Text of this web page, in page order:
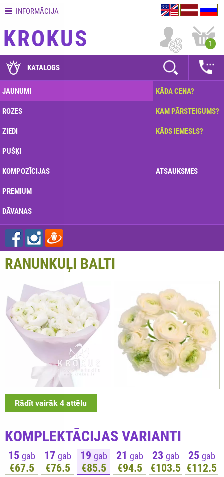
Kontakti
Piegādes
GARANTIJAS
Kā
apmaksāt?
Kā
pasūtījumu?
INFORMĀCIJA
KROKUS 1
KATALOGS
JAUNUMI
ROZES
ZIEDI
PUŠĶI
KOMPOZĪCIJAS
PREMIUM
DĀVANAS
KĀDA CENA?
KAM PĀRSTEIGUMS?
KĀDS IEMESLS?
ATSAUKSMES
RANUNKUĻI BALTI
Rādīt vairāk 4 attēlu
KOMPLEKTĀCIJAS VARIANTI
15 gab
€67.5
17 gab
€76.5
19 gab
€85.5
21 gab
€94.5
23 gab
€103.5
25 gab
€112.5